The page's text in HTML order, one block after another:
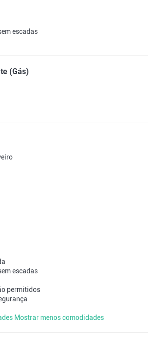
escadas
(Gás)
escadas
permitidos
Mostrar menos comodidades